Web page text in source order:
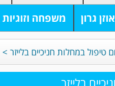
גרון משפחה וזוגיות
טיפול במחלות חניכיים בלייזר >